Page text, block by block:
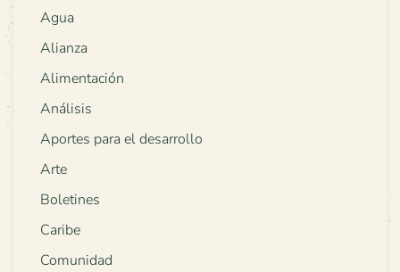
Agua
Alianza
Alimentación
Análisis
Aportes para el desarrollo
Arte
Boletines
Caribe
Comunidad